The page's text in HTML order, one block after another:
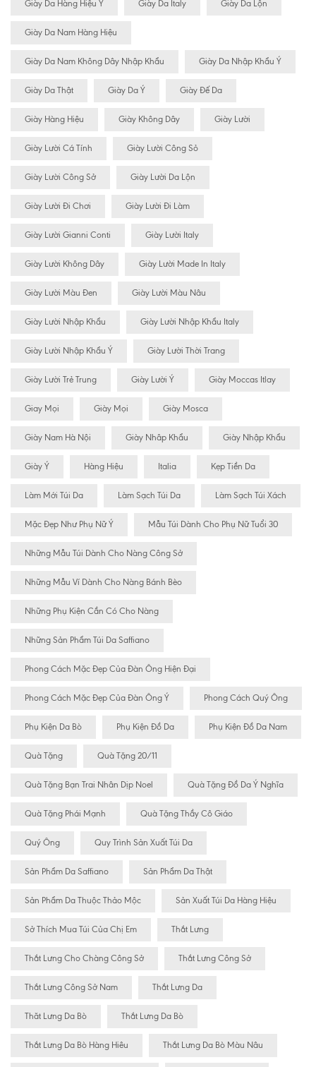
Giày Da Hàng Hiệu Ý Giày Da Italy Giày Da Lộn
Giày Da Nam Hàng Hiệu
Giày Da Nam Không Dây Nhập Khẩu Giày Da Nhập Khẩu Ý
Giày Da Thật Giày Da Ý Giày Đế Da
Giày Hàng Hiệu Giày Không Dây Giày Lười
Giày Lười Cá Tính Giày Lười Công Sỏ
Giày Lười Công Sở Giày Lười Da Lộn
Giày Lười Đi Chơi Giày Lười Đi Làm
Giày Lười Gianni Conti Giày Lười Italy
Giày Lười Không Dây Giày Lười Made In Italy
Giày Lười Màu Đen Giày Lười Màu Nâu
Giày Lười Nhập Khẩu Giày Lười Nhập Khẩu Italy
Giày Lười Nhập Khẩu Ý Giày Lười Thời Trang
Giày Lười Trẻ Trung Giày Lười Ý Giày Moccas Itlay
Giay Mọi Giày Mọi Giày Mosca
Giày Nam Hà Nội Giày Nhâp Khẩu Giày Nhập Khẩu
Giày Ý Hàng Hiệu Italia Kẹp Tiền Da
Làm Mới Túi Da Làm Sạch Túi Da Làm Sạch Túi Xách
Mặc Đẹp Như Phụ Nữ Ý Mẫu Túi Dành Cho Phụ Nữ Tuổi 30
Những Mẫu Túi Dành Cho Nàng Công Sở
Những Mẫu Ví Dành Cho Nàng Bánh Bèo
Những Phụ Kiện Cần Có Cho Nàng
Những Sản Phẩm Túi Da Saffiano
Phong Cách Mặc Đẹp Của Đàn Ông Hiện Đại
Phong Cách Mặc Đẹp Của Đàn Ông Ý Phong Cách Quý Ông
Phụ Kiện Da Bò Phụ Kiện Đồ Da Phụ Kiện Đồ Da Nam
Quà Tặng Quà Tặng 20/11
Quà Tặng Bạn Trai Nhân Dịp Noel Quà Tặng Đồ Da Ý Nghĩa
Quà Tặng Phái Mạnh Quà Tặng Thầy Cô Giáo
Quý Ông Quy Trình Sản Xuất Túi Da
Sản Phẩm Da Saffiano Sản Phẩm Da Thật
Sản Phẩm Da Thuộc Thảo Mộc Sản Xuất Túi Da Hàng Hiệu
Sở Thích Mua Túi Của Chị Em Thắt Lưng
Thắt Lưng Cho Chàng Công Sở Thắt Lưng Công Sở
Thắt Lưng Công Sở Nam Thắt Lưng Da
Thăt Lưng Da Bò Thắt Lưng Da Bò
Thắt Lưng Da Bò Hàng Hiêu Thắt Lưng Da Bò Màu Nâu